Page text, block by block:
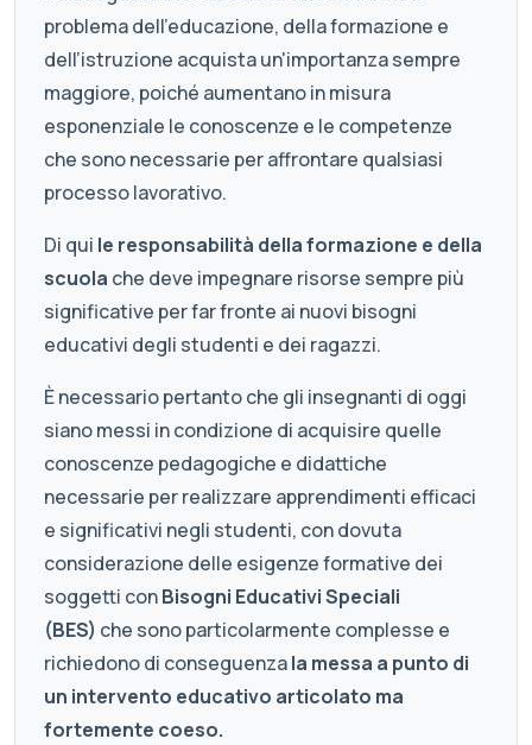
problema dell’educazione, della formazione e
dell’istruzione acquista un'importanza sempre
maggiore, poiché aumentano in misura
esponenziale le conoscenze e le competenze
che sono necessarie per affrontare qualsiasi
processo lavorativo.
Di qui le responsabilità della formazione e della
scuola che deve impegnare risorse sempre più
significative per far fronte ai nuovi bisogni
educativi degli studenti e dei ragazzi.
È necessario pertanto che gli insegnanti di oggi
siano messi in condizione di acquisire quelle
conoscenze pedagogiche e didattiche
necessarie per realizzare apprendimenti efficaci
e significativi negli studenti, con dovuta
considerazione delle esigenze formative dei
soggetti conBisogni Educativi Speciali
(BES) che sono particolarmente complesse e
richiedono di conseguenzala messa a punto di
un intervento educativo articolato ma
fortemente coeso.